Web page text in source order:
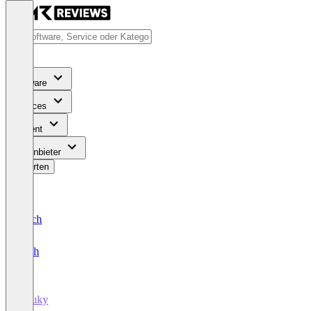
Software
Services
Content
Für Anbieter
Bewerten
Deutsch
English
Buuky